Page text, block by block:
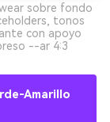
sobre fondo
tonos
con apoyo
--ar 4:3
Amarillo